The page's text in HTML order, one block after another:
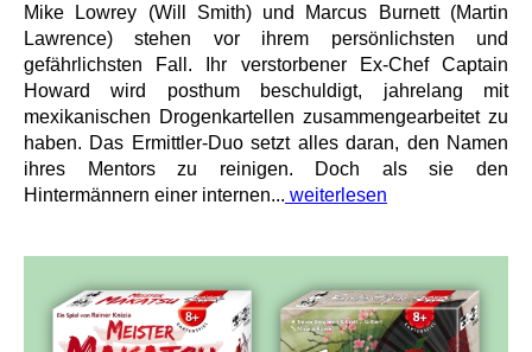
Mike Lowrey (Will Smith) und Marcus Burnett (Martin
Lawrence) stehen vor ihrem persönlichsten und
gefährlichsten Fall. Ihr verstorbener Ex-Chef Captain
Howard wird posthum beschuldigt, jahrelang mit
mexikanischen Drogenkartellen zusammengearbeitet zu
haben. Das Ermittler-Duo setzt alles daran, den Namen
ihres Mentors zu reinigen. Doch als sie den
Hintermännern einer internen... weiterlesen